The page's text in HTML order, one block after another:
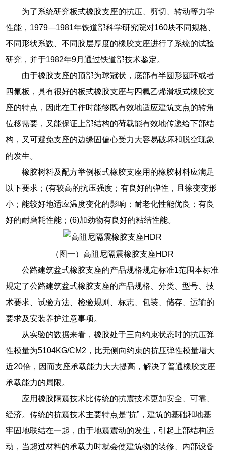
为了系统研究板式橡胶支座的抗压、剪切、转动等力学
性能，1979—1981年铁道部科学研究院对160块不同规格、
不同形状系数、不同胶层厚度的橡胶支座进行了系统的试验
研究，并于1982年9月通过铁道部技术鉴定。
由于橡胶支座的顶部为球冠状，底部有半圆形圆环或者
四氟板，具有很好的板式橡胶支座与四氟乙烯滑板式橡胶支
座的特点，因此在工作时能够既有效地适应建筑支点的转角
位移需要，又能保证上部结构的荷载能有效地传递给下部结
构，又可避免支座的边缘固偏心受力大容易破坏和脱空现象
的发生。
橡胶树料及配方举例板式橡胶支座用的橡胶材料应满足
以下要求；(有较高的抗压强度；有良好的弹性，且徐变变形
小；能较好地适应温度变化的影响；耐老化性能优良；有良
好的耐磨耗性能；(6)加劲物有良好的粘结性能。
（图一）高阻尼隔震橡胶支座HDR
公路建筑盆式橡胶支座的产品规格规定标准1范围本标准
规定了公路建筑盆式橡胶支座的产品规格、分类、型号、技
术要求、试验方法、检验规则、标志、包装、储存、运输的
要求及安装养护注意事项。
从实验的数据来看，橡胶处于三向约束状态时的抗压弹
性模量为5104KG/CM2，比无侧向约束的抗压弹性模量增大
近20倍，因而支座承载能力大大提高，解决了普通橡胶支座
承载能力的局限。
应用橡胶隔震技术比传统的抗震技术更加安全、可靠、
经济。传统的抗震技术主要特点是“抗”，建筑的基础和地基
牢固地联结在一起，由于地震震动的发生，引起上部结构运
动，当超过材料的承载力时就会使建筑物的装修、内部设备